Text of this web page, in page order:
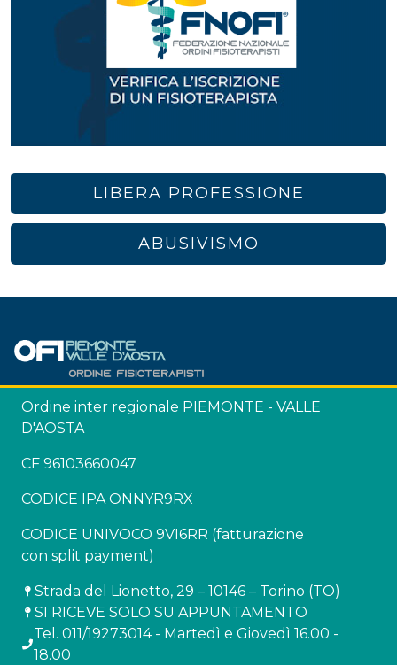
LIBERA PROFESSIONE
ABUSIVISMO
Ordine inter regionale PIEMONTE - VALLE
D'AOSTA
CF 96103660047
CODICE IPA ONNYR9RX
CODICE UNIVOCO 9VI6RR (fatturazione
con split payment)
Strada del Lionetto, 29 – 10146 – Torino (TO)
SI RICEVE SOLO SU APPUNTAMENTO
Tel. 011/19273014 - Martedì e Giovedì 16.00 -
18.00